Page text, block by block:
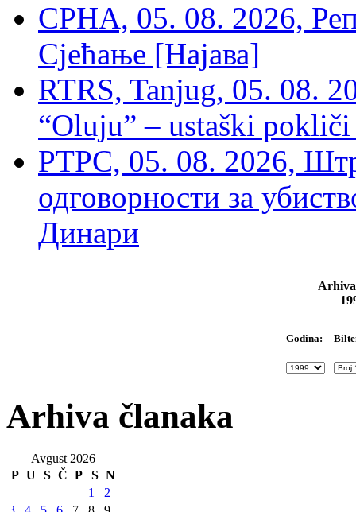
СРНА, 05. 08. 2026,
Сјећање [Најава]
RTRS, Tanjug, 05. 08.
“Oluju” – ustaški
РТРС, 05. 08. 2026,
одговорности за
Динари
Godina:
Arhiva članaka
Avgust 2026
P U S Č P S N
1
2